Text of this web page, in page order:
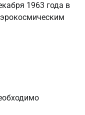
1963 года в